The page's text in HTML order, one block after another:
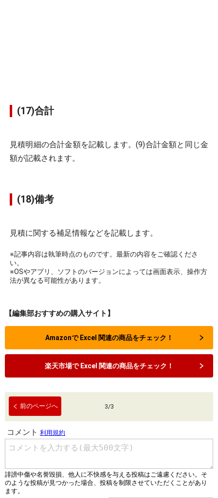
(17)合計
見積明細の合計金額を記載します。(9)合計金額と同じ金
額が記載されます。
(18)備考
見積に関する補足情報などを記載します。
※記事内容は執筆時点のものです。最新の内容をご確認くださ
い。
※OSやアプリ、ソフトのバージョンによっては画面表示、操作方
法が異なる可能性があります。
【編集部おすすめの購入サイト】
Amazonで Excel 関連の商品をチェック！
楽天市場で Excel 関連の商品をチェック！
前のページへ 3/3